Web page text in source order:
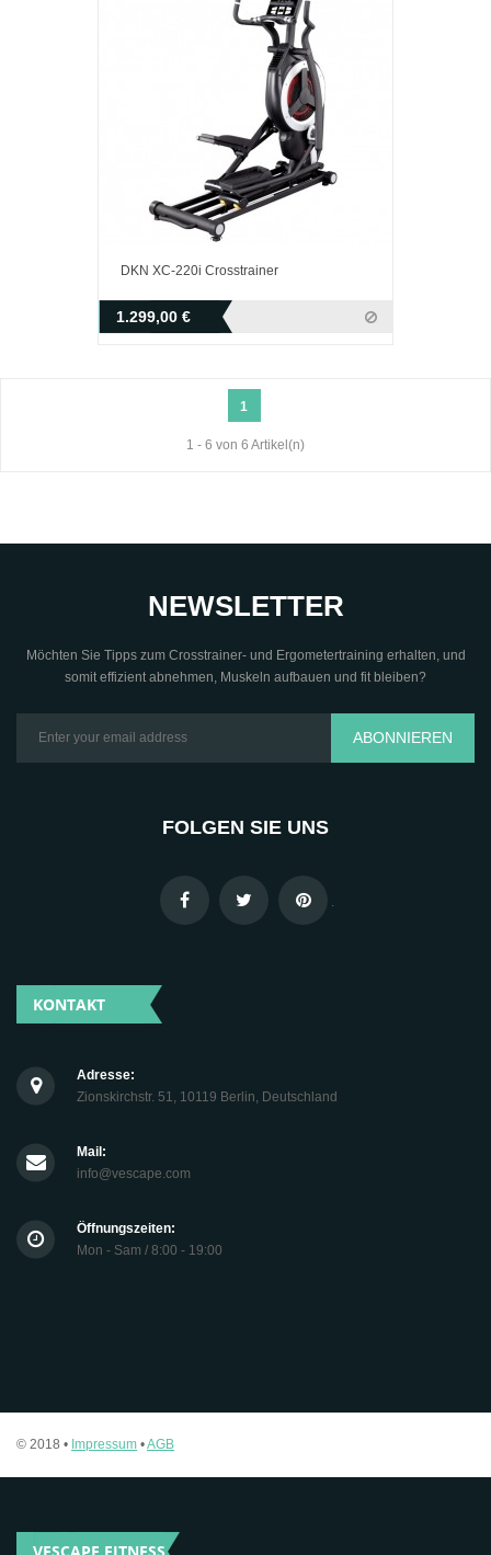
DKN XC-220i Crosstrainer
1.299,00 €
1
1 - 6 von 6 Artikel(n)
NEWSLETTER
Möchten Sie Tipps zum Crosstrainer- und Ergometertraining erhalten, und
somit effizient abnehmen, Muskeln aufbauen und fit bleiben?
ABONNIEREN
FOLGEN SIE UNS
.
KONTAKT
Adresse:
Zionskirchstr. 51, 10119 Berlin, Deutschland
Mail:
info@vescape.com
Öffnungszeiten:
Mon - Sam / 8:00 - 19:00
© 2018 • Impressum •AGB